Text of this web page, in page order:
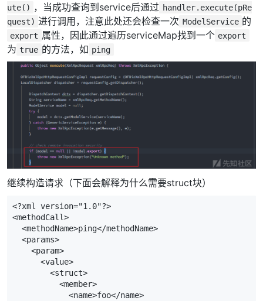
ute() ，当成功查询到service后通过 handler.execute(pRe
quest) 进行调用，注意此处还会检查一次 ModelService 的
export 属性，因此通过遍历serviceMap找到一个 export
为 true 的方法，如 ping
继续构造请求（下面会解释为什么需要struct块）
<?xml version="1.0"?>
<methodCall>
  <methodName>ping</methodName>
  <params>
    <param>
      <value>
        <struct>
          <member>
            <name>foo</name>